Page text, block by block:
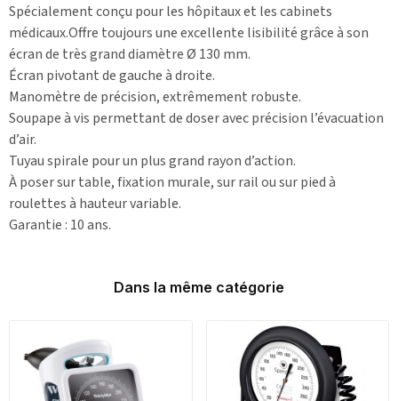
Spécialement conçu pour les hôpitaux et les cabinets
médicaux.Offre toujours une excellente lisibilité grâce à son
écran de très grand diamètre Ø 130 mm.
Écran pivotant de gauche à droite.
Manomètre de précision, extrêmement robuste.
Soupape à vis permettant de doser avec précision l’évacuation
d’air.
Tuyau spirale pour un plus grand rayon d’action.
À poser sur table, fixation murale, sur rail ou sur pied à
roulettes à hauteur variable.
Garantie : 10 ans.
Dans la même catégorie